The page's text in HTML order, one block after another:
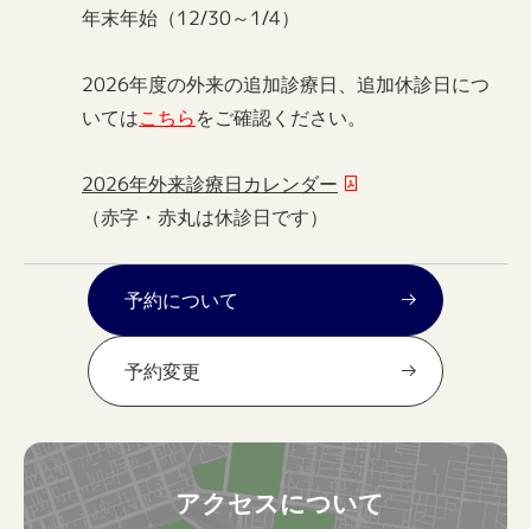
年末年始（12/30～1/4）
2026年度の外来の追加診療日、追加休診日につ
いてはこちらをご確認ください。
2026年外来診療日カレンダー
（赤字・赤丸は休診日です）
予約について
予約変更
アクセスについて